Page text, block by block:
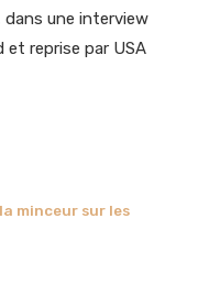
dans une interview
et reprise par USA
minceur sur les